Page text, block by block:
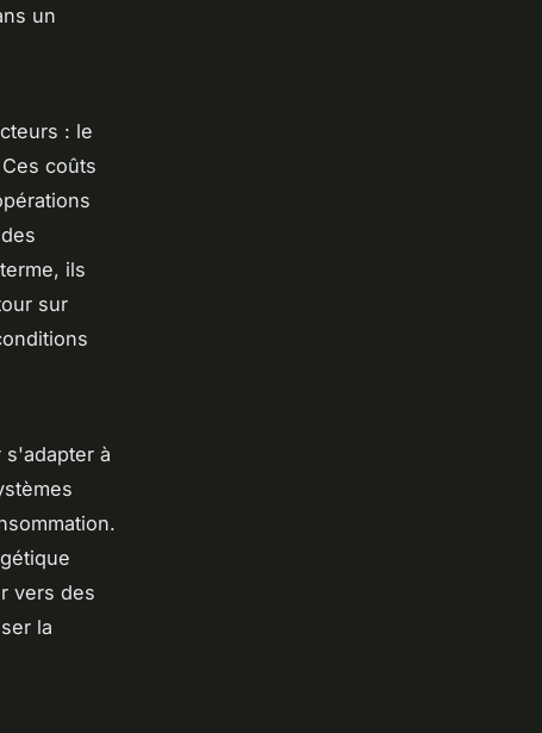
un
: le
coûts
ils
sur
à
vers des
la